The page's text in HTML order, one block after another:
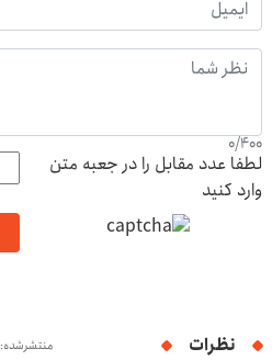
0/400
لطفا عدد مقابل را در جعبه متن
وارد کنید
نظرات منتشرشده: 12